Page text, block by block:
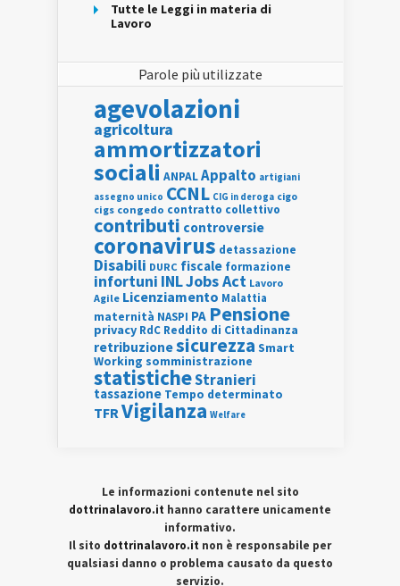
Tutte le Leggi in materia di
Lavoro
Parole più utilizzate
agevolazioni
agricoltura
ammortizzatori
sociali ANPALAppalto artigiani
assegno unico CCNL CIG in deroga cigo
cigs congedo contratto collettivo
contributi controversie
coronavirus detassazione
Disabili DURC fiscale formazione
infortuni INLJobs Act Lavoro
Agile Licenziamento Malattia
maternità NASPI PA Pensione
privacy RdC Reddito di Cittadinanza
retribuzionesicurezza Smart
Working somministrazione
statisticheStranieri
tassazione Tempo determinato
TFRVigilanza Welfare
Le informazioni contenute nel sito
dottrinalavoro.it hanno carattere unicamente
informativo.
Il sito dottrinalavoro.it non è responsabile per
qualsiasi danno o problema causato da questo
servizio.